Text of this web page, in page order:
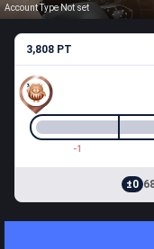
Account Type Not set
3,808 PT
-1
±0